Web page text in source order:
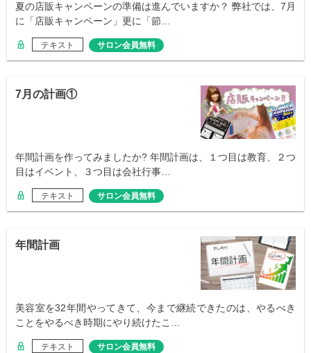
夏の店販キャンペーンの準備は進んでいますか？ 弊社では、7月
に「店販キャンペーン」更に「節…
テキスト サロン会員無料
7月の計画①
年間計画を作ってみましたか? 年間計画は、１つ目は教育、２つ
目はイベント、３つ目は会社行事…
テキスト サロン会員無料
年間計画
美容室を32年間やってきて、今まで継続できたのは、やるべき
ことをやるべき時期にやり続けたこ…
テキスト サロン会員無料